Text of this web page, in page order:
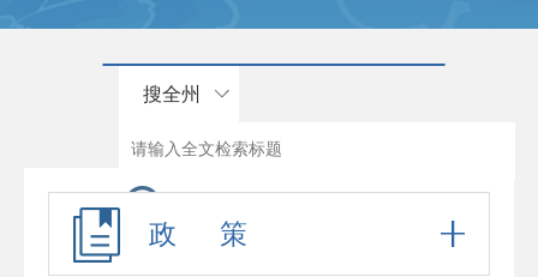
搜全州
政 策